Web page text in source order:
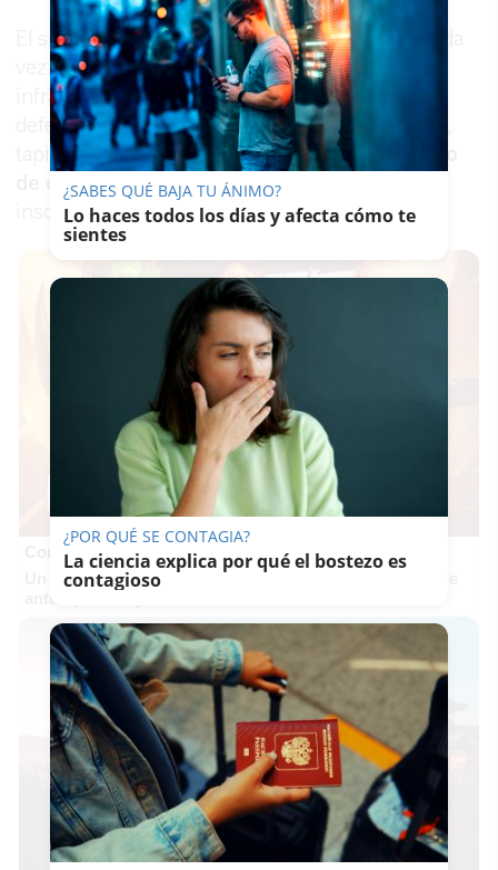
El sindicato denuncia que esto se debe a la "cada
vez más aguda y peligrosa" deficiencia de las
infraestructuras, instalaciones eléctricas
defectuosas y obsoletas, grietas, muros, gradas,
tapias e incluso los propios edificios con
de derrumbe. Para las familias, "la situación es
insostenible e intolerable".
Corepunk MMORPG
Un verdadero MMORPG de la vieja escuela ¡Cómo los de
¿SABES QUÉ BAJA TU ÁNIMO?
Lo haces todos los días y afecta cómo te
sientes
¿POR QUÉ SE CONTAGIA?
La ciencia explica por qué el bostezo es
contagioso